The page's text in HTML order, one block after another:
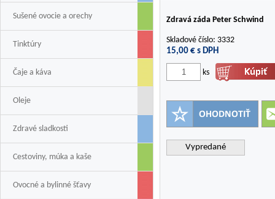
Sušené ovocie a orechy
Tinktúry
Čaje a káva
Oleje
Zdravé sladkosti
Cestoviny, múka a kaše
Ovocné a bylinné šťavy
Zdravá záda Peter Schwind
Skladové číslo: 3332
15,00 € s DPH
ks
Vypredané